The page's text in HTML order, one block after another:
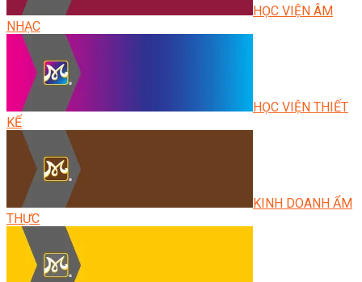
HỌC VIỆN ÂM
NHẠC
HỌC VIỆN THIẾT
KẾ
KINH DOANH ẨM
THỰC